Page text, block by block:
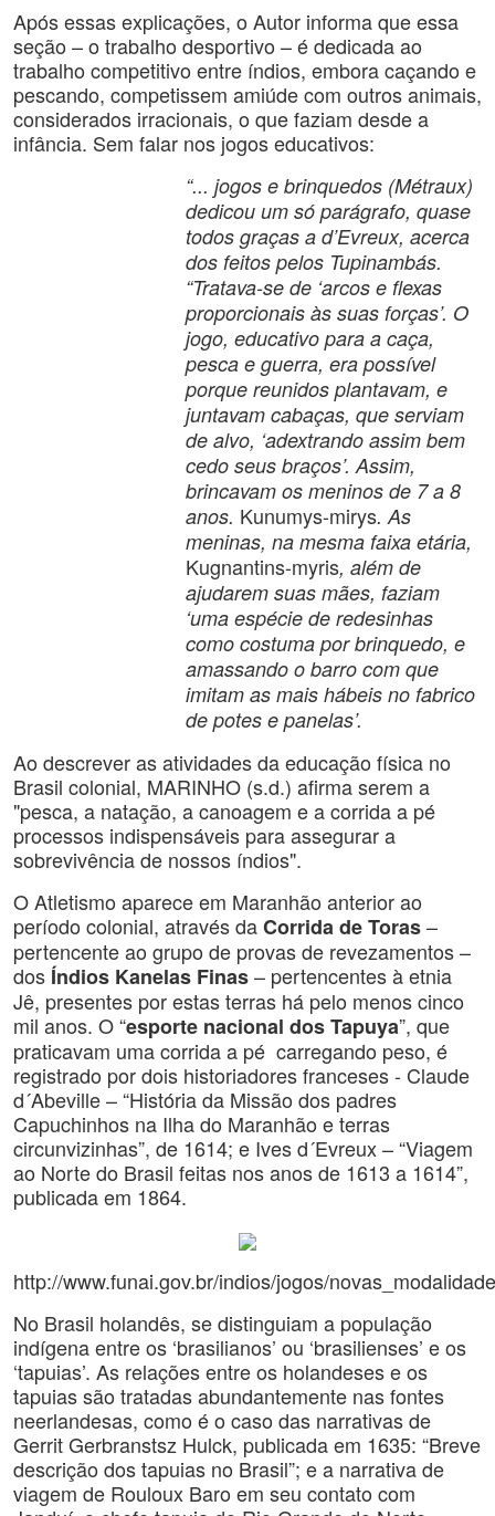
Após essas explicações, o Autor informa que essa
seção – o trabalho desportivo – é dedicada ao
trabalho competitivo entre índios, embora caçando e
pescando, competissem amiúde com outros animais,
considerados irracionais, o que faziam desde a
infância. Sem falar nos jogos educativos:
“... jogos e brinquedos (Métraux)
dedicou um só parágrafo, quase
todos graças a d’Evreux, acerca
dos feitos pelos Tupinambás.
“Tratava-se de ‘arcos e flexas
proporcionais às suas forças’. O
jogo, educativo para a caça,
pesca e guerra, era possível
porque reunidos plantavam, e
juntavam cabaças, que serviam
de alvo, ‘adextrando assim bem
cedo seus braços’. Assim,
brincavam os meninos de 7 a 8
anos. Kunumys-mirys. As
meninas, na mesma faixa etária,
Kugnantins-myris, além de
ajudarem suas mães, faziam
‘uma espécie de redesinhas
como costuma por brinquedo, e
amassando o barro com que
imitam as mais hábeis no fabrico
de potes e panelas’.
Ao descrever as atividades da educação física no
Brasil colonial, MARINHO (s.d.) afirma serem a
"pesca, a natação, a canoagem e a corrida a pé
processos indispensáveis para assegurar a
sobrevivência de nossos índios".
O Atletismo aparece em Maranhão anterior ao
período colonial, através daCorrida de Toras–
pertencente ao grupo de provas de revezamentos –
dos Índios Kanelas Finas– pertencentes à etnia
Jê, presentes por estas terras há pelo menos cinco
mil anos. O “esporte nacional dos Tapuya”, que
praticavam uma corrida a pé carregando peso, é
registrado por dois historiadores franceses - Claude
d´Abeville – “História da Missão dos padres
Capuchinhos na Ilha do Maranhão e terras
circunvizinhas”, de 1614; e Ives d´Evreux – “Viagem
ao Norte do Brasil feitas nos anos de 1613 a 1614”,
publicada em 1864.
http://www.funai.gov.br/indios/jogos/
No Brasil holandês, se distinguiam a população
indígena entre os ‘brasilianos’ ou ‘brasilienses’ e os
‘tapuias’. As relações entre os holandeses e os
tapuias são tratadas abundantemente nas fontes
neerlandesas, como é o caso das narrativas de
Gerrit Gerbranstsz Hulck, publicada em 1635: “Breve
descrição dos tapuias no Brasil”; e a narrativa de
viagem de Rouloux Baro em seu contato com